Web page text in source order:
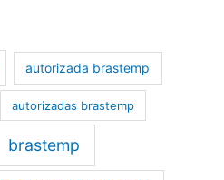
autorizada brastemp
autorizadas brastemp
brastemp